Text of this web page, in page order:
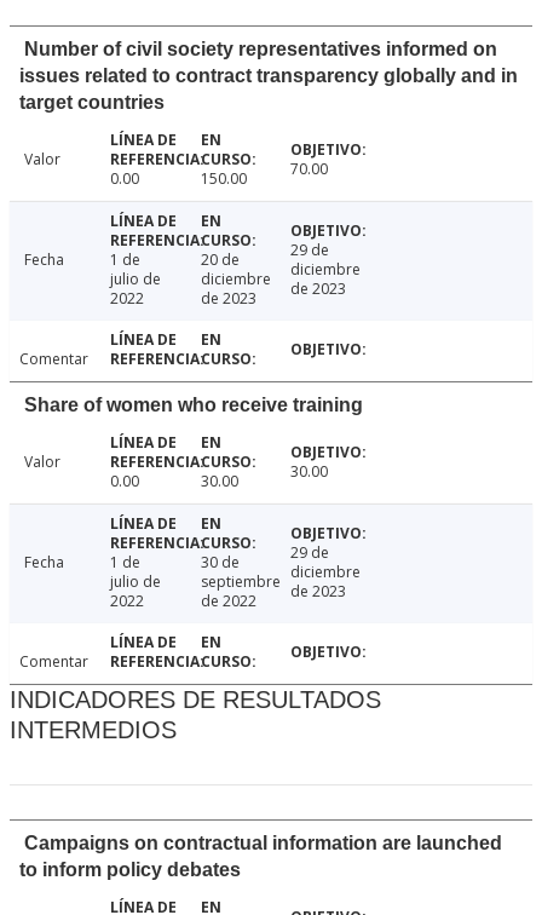
Number of civil society representatives informed on
issues related to contract transparency globally and in
target countries
Valor
0.00
150.00 70.00
Fecha
1 de
julio de
2022
20 de
diciembre
de 2023
29 de
diciembre
de 2023
Comentar
Share of women who receive training
Valor
0.00
30.00 30.00
Fecha
1 de
julio de
2022
30 de
septiembre
de 2022
29 de
diciembre
de 2023
Comentar
INDICADORES DE RESULTADOS
INTERMEDIOS
Campaigns on contractual information are launched
to inform policy debates